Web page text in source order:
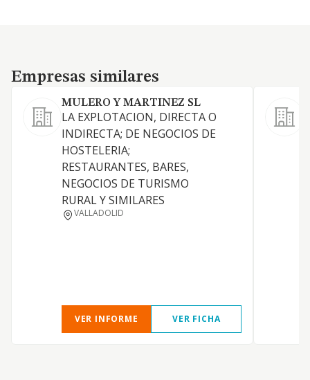
Empresas similares
Empresas similares
MULERO Y MARTINEZ SL
LA EXPLOTACION, DIRECTA O
INDIRECTA; DE NEGOCIOS DE
HOSTELERIA;
RESTAURANTES, BARES,
NEGOCIOS DE TURISMO
RURAL Y SIMILARES
VALLADOLID
VER INFORME VER FICHA